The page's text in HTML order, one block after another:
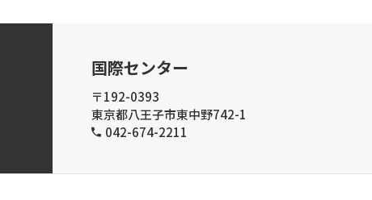
国際センター
〒192-0393
東京都八王子市東中野742-1
042-674-2211